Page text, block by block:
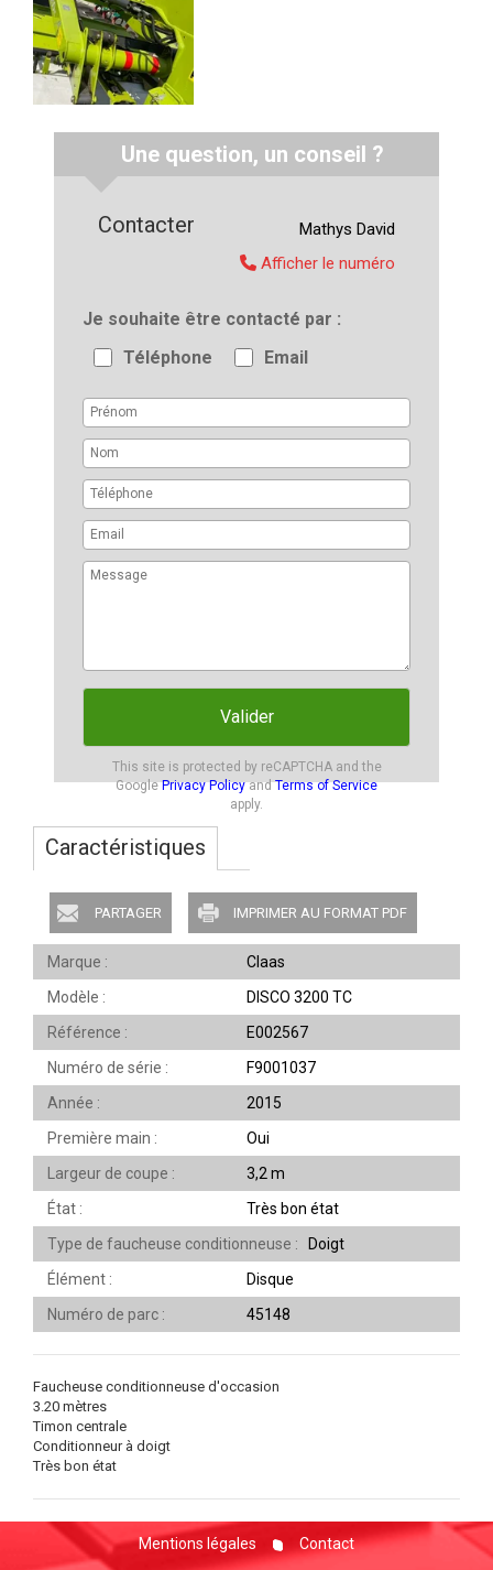
Caractéristiques
PARTAGER IMPRIMER AU FORMAT PDF
Marque
Claas
Modèle
DISCO 3200 TC
Référence
E002567
Numéro de série
F9001037
Année
2015
Première main
Oui
Largeur de coupe
3,2 m
État
Très bon état
Type de faucheuse conditionneuse
Doigt
Élément
Disque
Numéro de parc
45148
Faucheuse conditionneuse d'occasion
3.20 mètres
Timon centrale
Conditionneur à doigt
Très bon état
Une question, un conseil ?
Je souhaite être contacté par
Téléphone
Email
Valider
This site is protected by reCAPTCHA and the
GooglePrivacy PolicyandTerms of Service
apply.
Contacter Mathys David
Afficher le numéro
Mentions légales Contact